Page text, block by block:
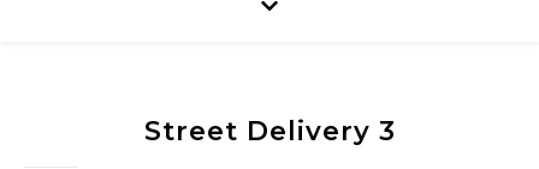
Street Delivery 3